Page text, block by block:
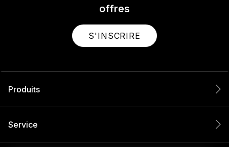
offres
S'INSCRIRE
Produits
Service